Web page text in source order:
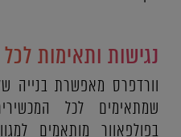
נגישות ותאימות
וורדפרס מאפשרת בנייה
שמתאימים לכל
בפולפאוור מותאמים